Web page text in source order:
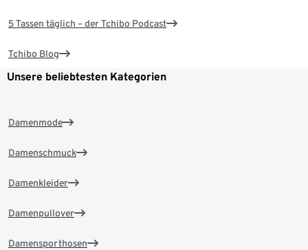
5 Tassen täglich – der Tchibo Podcast
Tchibo Blog
Unsere beliebtesten Kategorien
Damenmode
Damenschmuck
Damenkleider
Damenpullover
Damensporthosen